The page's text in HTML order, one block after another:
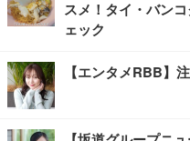
スメ！タイ・バン
ェック
【エンタメRBB】